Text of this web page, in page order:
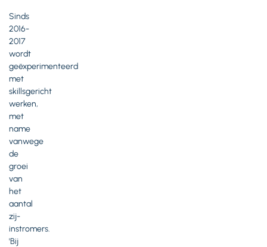
Sinds
2016-
2017
wordt
geëxperimenteerd
met
skillsgericht
werken,
met
name
vanwege
de
groei
van
het
aantal
zij-
instromers.
'Bij